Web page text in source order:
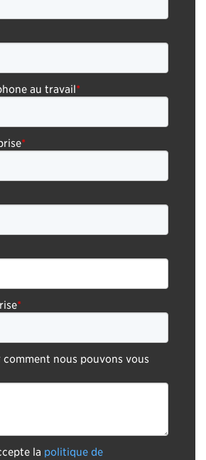
au travail*
*
*
comment nous pouvons vous
la politique de